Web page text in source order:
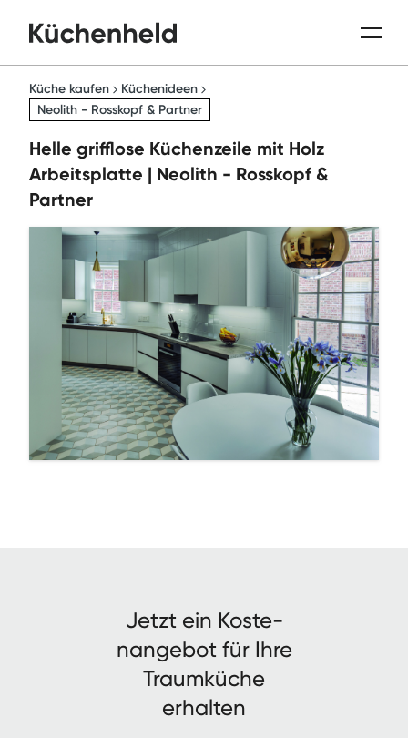
Küche kaufen
Küchenideen
Neolith - Rosskopf & Partner
Helle grifflose Küchenzeile mit Holz
Arbeitsplatte | Neolith - Rosskopf &
Partner
Jet­zt ein Kos­te­
nange­bot für Ihre
Traumküche
erhalten